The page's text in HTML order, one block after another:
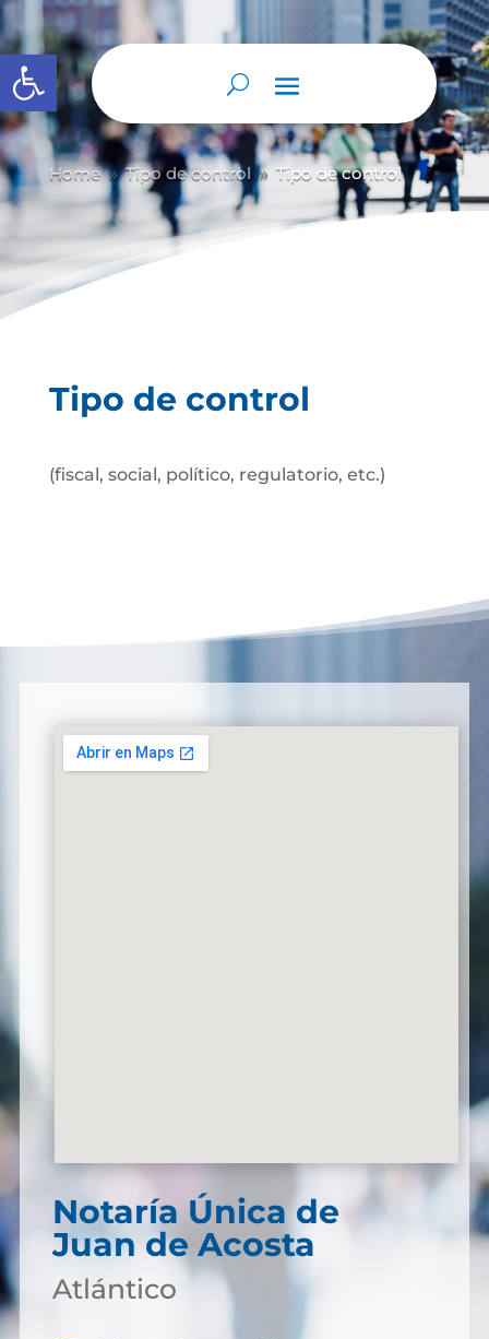
Abrir barra de herramientas
Home 9 Tipo de control 9 Tipo de control
Tipo de control
(fiscal, social, político, regulatorio, etc.)
Notaría Única de
Juan de Acosta
Atlántico